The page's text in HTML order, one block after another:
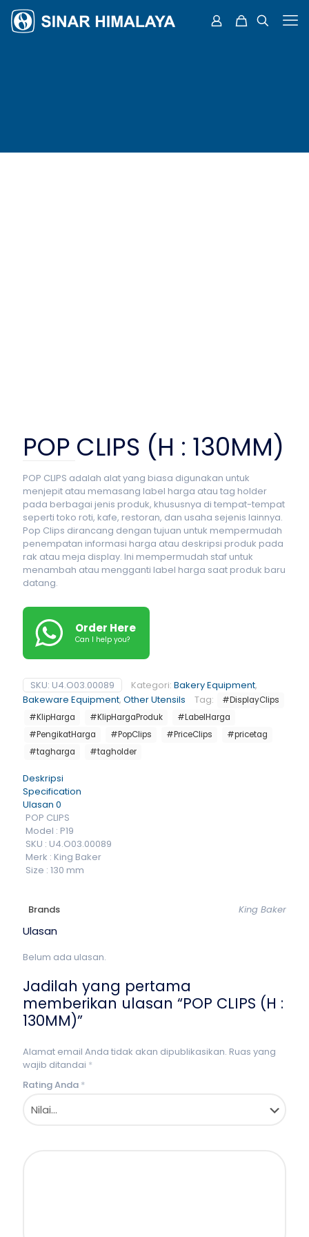
POP CLIPS (H : 130MM)
POP CLIPS adalah alat yang biasa digunakan untuk
menjepit atau memasang label harga atau tag holder
pada berbagai jenis produk, khususnya di tempat-tempat
seperti toko roti, kafe, restoran, dan usaha sejenis lainnya.
Pop Clips dirancang dengan tujuan untuk mempermudah
penempatan informasi harga atau deskripsi produk pada
rak atau meja display. Ini mempermudah staf untuk
menambah atau mengganti label harga saat produk baru
datang.
Order Here
Can I help you?
SKU: U4.O03.00089 Kategori: Bakery Equipment,
Bakeware Equipment, Other Utensils Tag:
#DisplayClips
#KlipHarga
#KlipHargaProduk
#LabelHarga
#PengikatHarga
#PopClips #PriceClips
#pricetag
#tagharga
#tagholder
Deskripsi
Specification
Ulasan 0
POP CLIPS
Model : P19
SKU : U4.O03.00089
Merk : King Baker
Size : 130 mm
Brands King Baker
Ulasan
Belum ada ulasan.
Jadilah yang pertama
memberikan ulasan “POP CLIPS (H :
130MM)”
Alamat email Anda tidak akan dipublikasikan. Ruas yang
wajib ditandai *
Rating Anda *